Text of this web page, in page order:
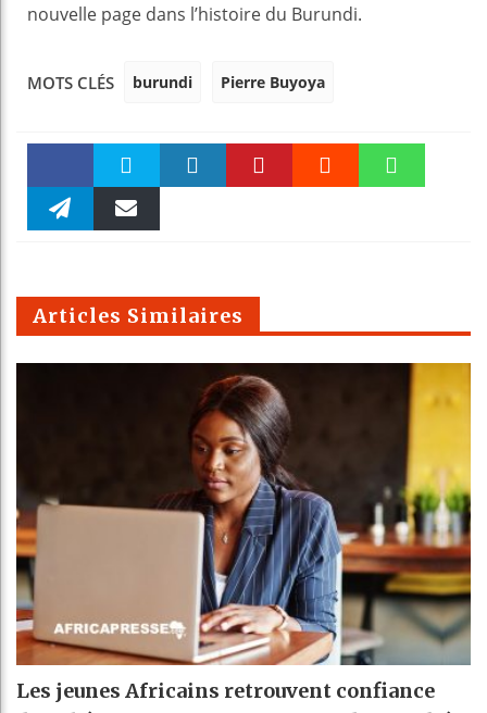
nouvelle page dans l’histoire du Burundi.
MOTS CLÉS burundi Pierre Buyoya
Faceboo Twitter
m
Articles Similaires
Les jeunes Africains retrouvent confiance